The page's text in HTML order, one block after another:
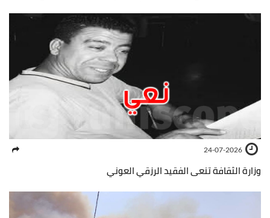
24-07-2026
وزارة الثقافة تنعى الفقيد الرزقي العوني